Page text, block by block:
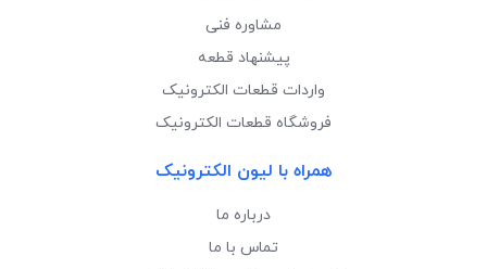
مشاوره فنی
پیشنهاد قطعه
واردات قطعات الکترونیک
فروشگاه قطعات الکترونیک
همراه با لیون الکترونیک
درباره ما
تماس با ما